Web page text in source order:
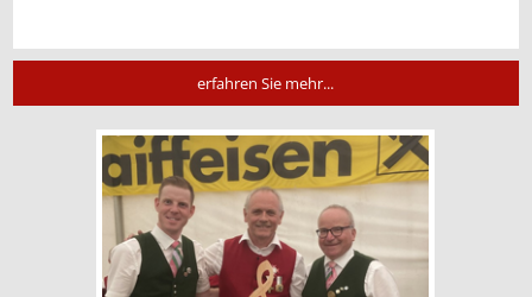
erfahren Sie mehr...